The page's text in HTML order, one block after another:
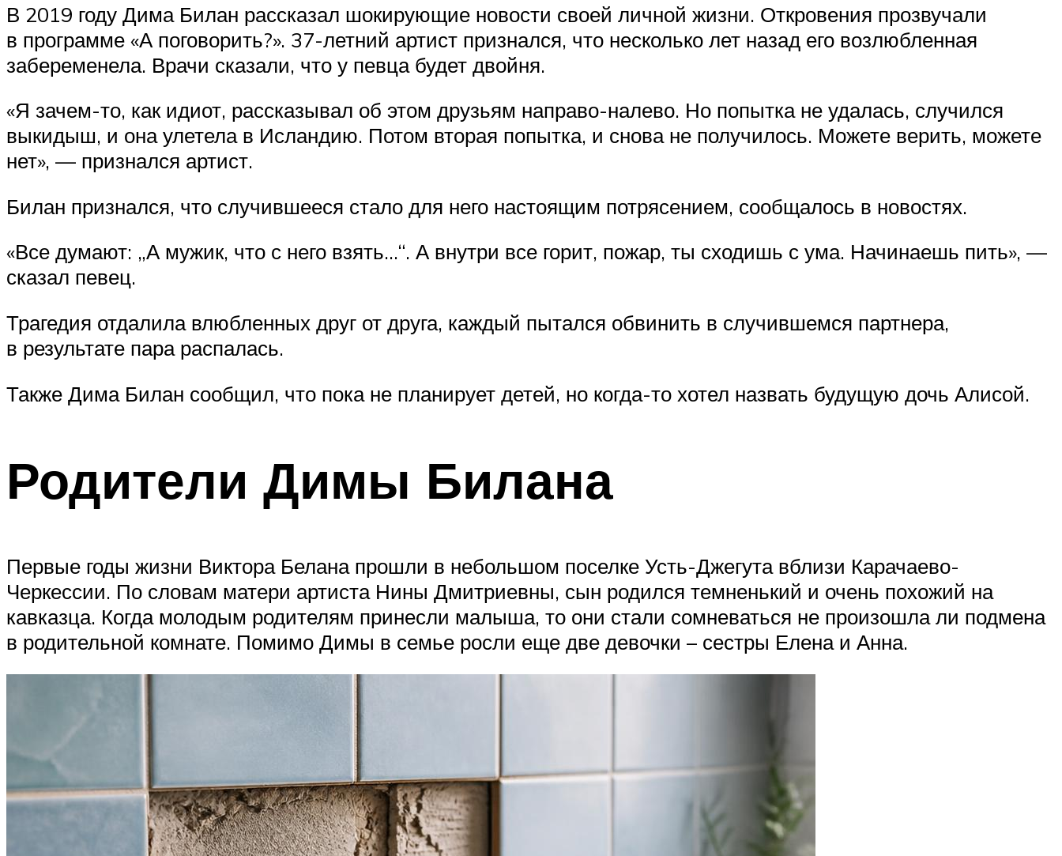
В 2019 году Дима Билан рассказал шокирующие новости своей личной жизни. Откровения прозвучали
в программе «А поговорить?». 37-летний артист признался, что несколько лет назад его возлюбленная
забеременела. Врачи сказали, что у певца будет двойня.
«Я зачем-то, как идиот, рассказывал об этом друзьям направо-налево. Но попытка не удалась, случился
выкидыш, и она улетела в Исландию. Потом вторая попытка, и снова не получилось. Можете верить, можете
нет», — признался артист.
Билан признался, что случившееся стало для него настоящим потрясением, сообщалось в новостях.
«Все думают: „А мужик, что с него взять…“. А внутри все горит, пожар, ты сходишь с ума. Начинаешь пить», —
сказал певец.
Трагедия отдалила влюбленных друг от друга, каждый пытался обвинить в случившемся партнера,
в результате пара распалась.
Также Дима Билан сообщил, что пока не планирует детей, но когда-то хотел назвать будущую дочь Алисой.
Родители Димы Билана
Первые годы жизни Виктора Белана прошли в небольшом поселке Усть-Джегута вблизи Карачаево-
Черкессии. По словам матери артиста Нины Дмитриевны, сын родился темненький и очень похожий на
кавказца. Когда молодым родителям принесли малыша, то они стали сомневаться не произошла ли подмена
в родительной комнате. Помимо Димы в семье росли еще две девочки – сестры Елена и Анна.